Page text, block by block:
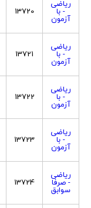
ریاضی
- با
آزمون
13720
ریاضی
- با
آزمون
13721
ریاضی
- با
آزمون
13722
ریاضی
- با
آزمون
13723
ریاضی
- صرفا
سوابق
13724